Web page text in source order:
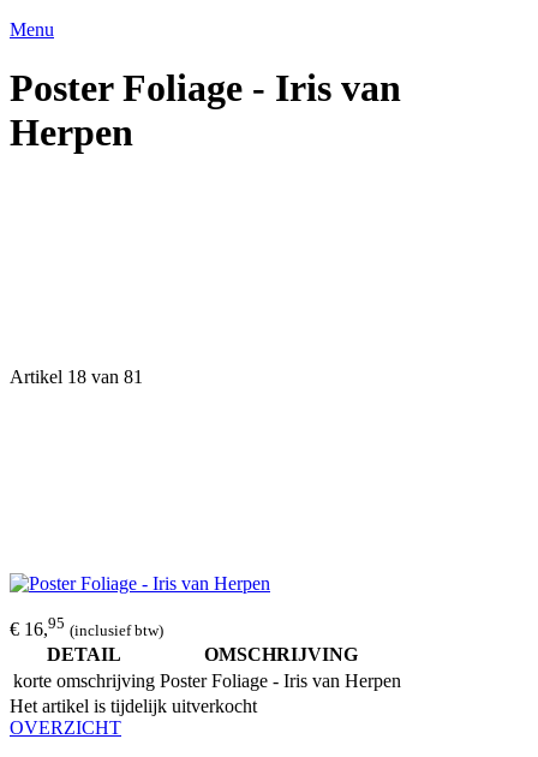
Menu
Poster Foliage - Iris van
Herpen
Artikel 18 van 81
€ 16,95 (inclusief btw)
DETAIL
OMSCHRIJVING
korte omschrijving Poster Foliage - Iris van Herpen
Het artikel is tijdelijk uitverkocht
OVERZICHT